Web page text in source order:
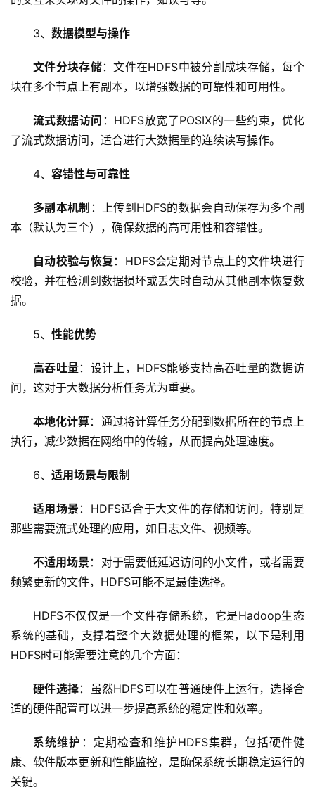
务
器
机
术
D
务
站
运
网
全
3、 数据模型与操作
文件分块存储：文件在HDFS中被分割成块存储，每个
块在多个节点上有副本，以增强数据的可靠性和可用性。
流式数据访问 ：HDFS放宽了POSIX的一些约束，优化
了流式数据访问，适合进行大数据量的连续读写操作。
4、 容错性与可靠性
多副本机制 ：上传到HDFS的数据会自动保存为多个副
本（默认为三个），确保数据的高可用性和容错性。
自动校验与恢复 ：HDFS会定期对节点上的文件块进行
校验，并在检测到数据损坏或丢失时自动从其他副本恢复数
据。
5、 性能优势
高吞吐量：设计上，HDFS能够支持高吞吐量的数据访
问，这对于大数据分析任务尤为重要。
本地化计算：通过将计算任务分配到数据所在的节点上
执行，减少数据在网络中的传输，从而提高处理速度。
6、 适用场景与限制
适用场景 ：HDFS适合于大文件的存储和访问，特别是
那些需要流式处理的应用，如日志文件、视频等。
不适用场景 ：对于需要低延迟访问的小文件，或者需要
频繁更新的文件，HDFS可能不是最佳选择。
HDFS不仅仅是一个文件存储系统，它是Hadoop生态
系统的基础，支撑着整个大数据处理的框架，以下是利用
HDFS时可能需要注意的几个方面：
硬件选择：虽然HDFS可以在普通硬件上运行，选择合
适的硬件配置可以进一步提高系统的稳定性和效率。
系统维护 ：定期检查和维护HDFS集群，包括硬件健
康、软件版本更新和性能监控，是确保系统长期稳定运行的
关键。